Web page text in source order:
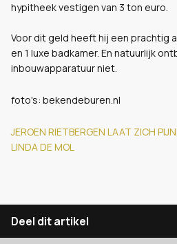
hypitheek vestigen van 3 ton euro.
Voor dit geld heeft hij een prachtig
en 1 luxe badkamer. En natuurlijk
inbouwapparatuur niet.
foto's: bekendeburen.nl
JEROEN RIETBERGEN LAAT ZICH
LINDA DE MOL
Deel dit artikel